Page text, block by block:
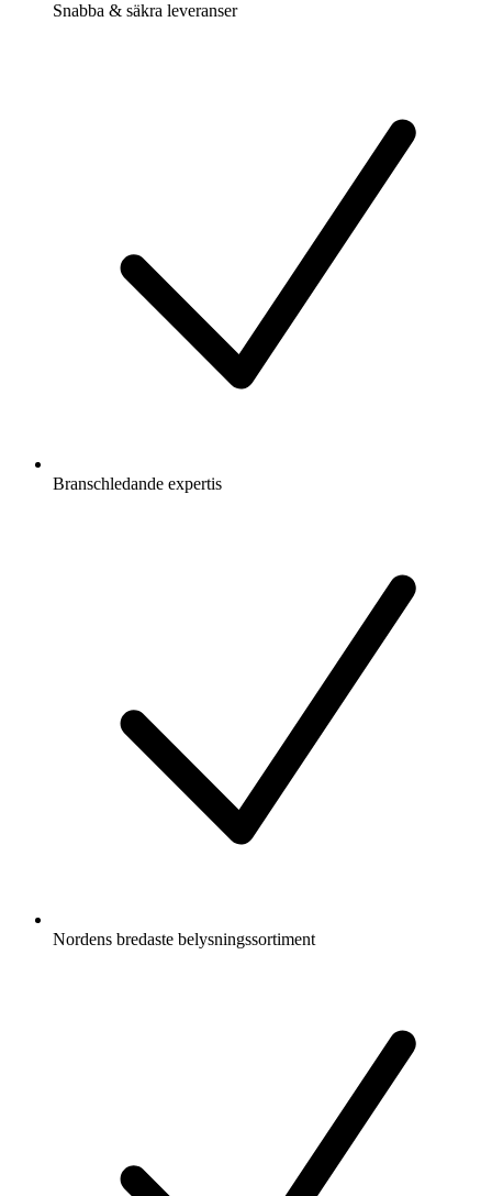
Snabba & säkra leveranser
Branschledande expertis
Nordens bredaste belysningssortiment